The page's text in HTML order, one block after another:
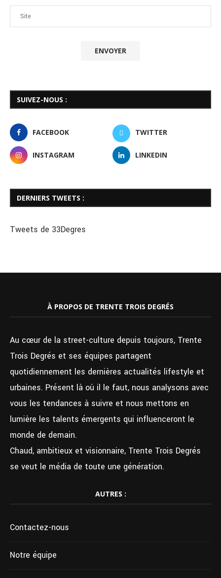
SUIVEZ-NOUS :
FACEBOOK TWITTER
INSTAGRAM LINKEDIN
DERNIERS TWEETS :
Tweets de 33Degres
À PROPOS DE TRENTE TROIS DEGRÉS
Au cœur de la street-culture depuis toujours, Trente
Trois Degrés et ses équipes partagent
quotidiennement les dernières actualités lifestyle et
urbaines. Présent là où il le faut, nous analysons avec
vous les tendances à suivre et nous mettons en
lumière les talents émergents qui influenceront le
monde de demain.
Chaud, ambitieux et visionnaire, Trente Trois Degrés
se veut le média de toute une génération.
AUTRES :
Contactez-nous
Notre équipe